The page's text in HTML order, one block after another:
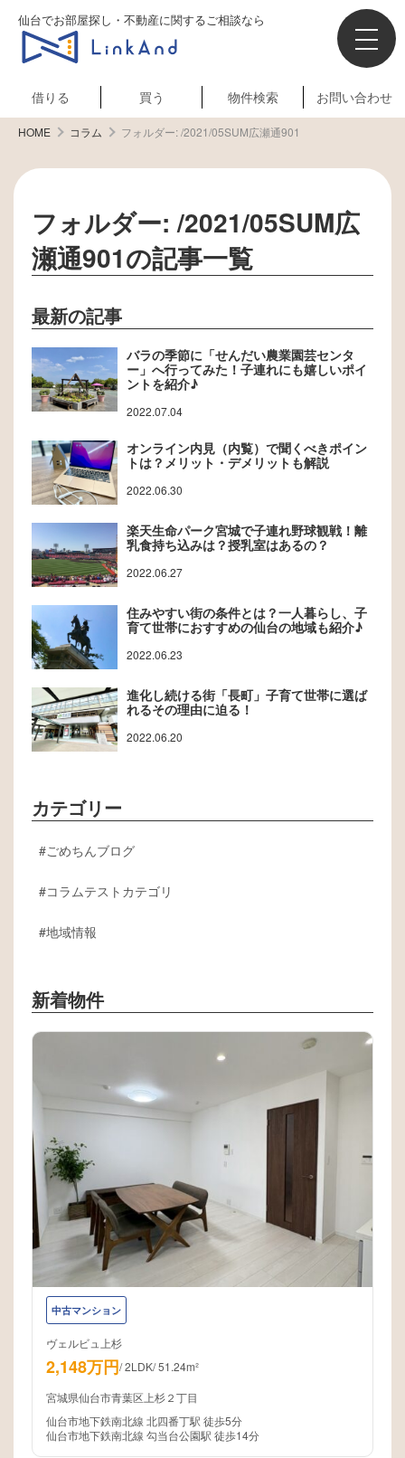
仙台でお部屋探し・不動産に関するご相談なら
借りる 買う 物件検索 お問い合わせ
HOME コラム フォルダー:/2021/05SUM広瀬通901
フォルダー:/2021/05SUM広
瀬通901の記事一覧
最新の記事
バラの季節に「せんだい農業園芸センタ
ー」へ行ってみた！子連れにも嬉しいポイ
ントを紹介♪
2022.07.04
オンライン内見（内覧）で聞くべきポイン
トは？メリット・デメリットも解説
2022.06.30
楽天生命パーク宮城で子連れ野球観戦！離
乳食持ち込みは？授乳室はあるの？
2022.06.27
住みやすい街の条件とは？一人暮らし、子
育て世帯におすすめの仙台の地域も紹介♪
2022.06.23
進化し続ける街「長町」子育て世帯に選ば
れるその理由に迫る！
2022.06.20
カテゴリー
ごめちんブログ
コラムテストカテゴリ
地域情報
新着物件
中古マンション
ヴェルビュ上杉
2,148万円/2LDK/51.24m²
宮城県仙台市青葉区上杉２丁目
仙台市地下鉄南北線 北四番丁駅 徒歩5分
仙台市地下鉄南北線 勾当台公園駅 徒歩14分